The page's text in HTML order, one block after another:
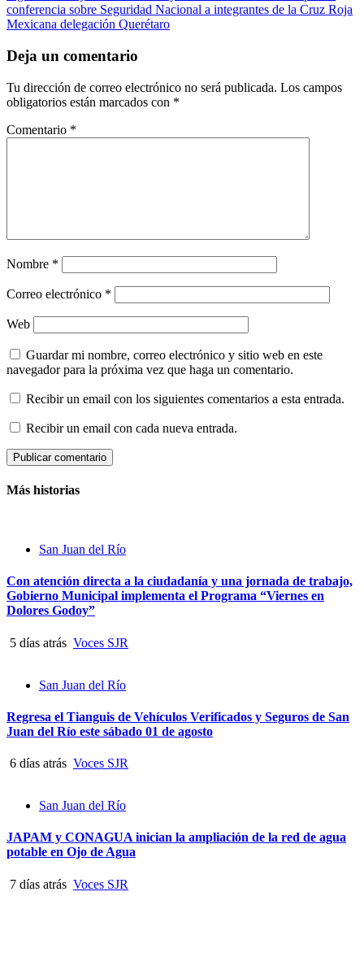
conferencia sobre Seguridad Nacional a integrantes de la Cruz Roja
Mexicana delegación Querétaro
Deja un comentario
Tu dirección de correo electrónico no será publicada. Los campos
obligatorios están marcados con *
Comentario *
Nombre *
Correo electrónico *
Web
Guardar mi nombre, correo electrónico y sitio web en este
navegador para la próxima vez que haga un comentario.
Recibir un email con los siguientes comentarios a esta entrada.
Recibir un email con cada nueva entrada.
Más historias
San Juan del Río
Con atención directa a la ciudadanía y una jornada de trabajo,
Gobierno Municipal implementa el Programa “Viernes en
Dolores Godoy”
5 días atrás Voces SJR
San Juan del Río
Regresa el Tianguis de Vehículos Verificados y Seguros de San
Juan del Río este sábado 01 de agosto
6 días atrás Voces SJR
San Juan del Río
JAPAM y CONAGUA inician la ampliación de la red de agua
potable en Ojo de Agua
7 días atrás Voces SJR